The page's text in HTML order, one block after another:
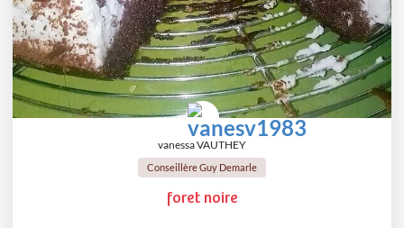
vanessa VAUTHEY
Conseillère Guy Demarle
foret noire